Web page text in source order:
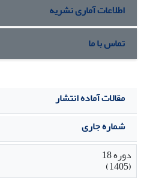
اطلاعات آماری نشریه
تماس با ما
مقالات آماده انتشار
شماره جاری
دوره 18
(1405)